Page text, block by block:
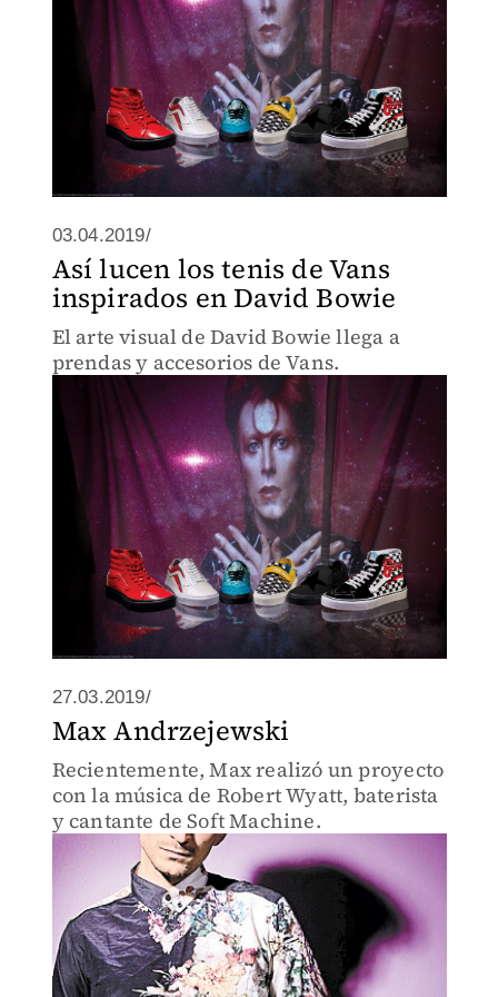
03.04.2019/
Así lucen los tenis de Vans
inspirados en David Bowie
El arte visual de David Bowie llega a
prendas y accesorios de Vans.
27.03.2019/
Max Andrzejewski
Recientemente, Max realizó un proyecto
con la música de Robert Wyatt, baterista
y cantante de Soft Machine.